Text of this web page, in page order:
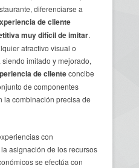
diferenciarse a
de cliente
muy difícil de imitar.
atractivo visual o
imitado y mejorado,
de clienteconcibe
de componentes
la combinación precisa de
con
asignación de los recursos
se efectúa con